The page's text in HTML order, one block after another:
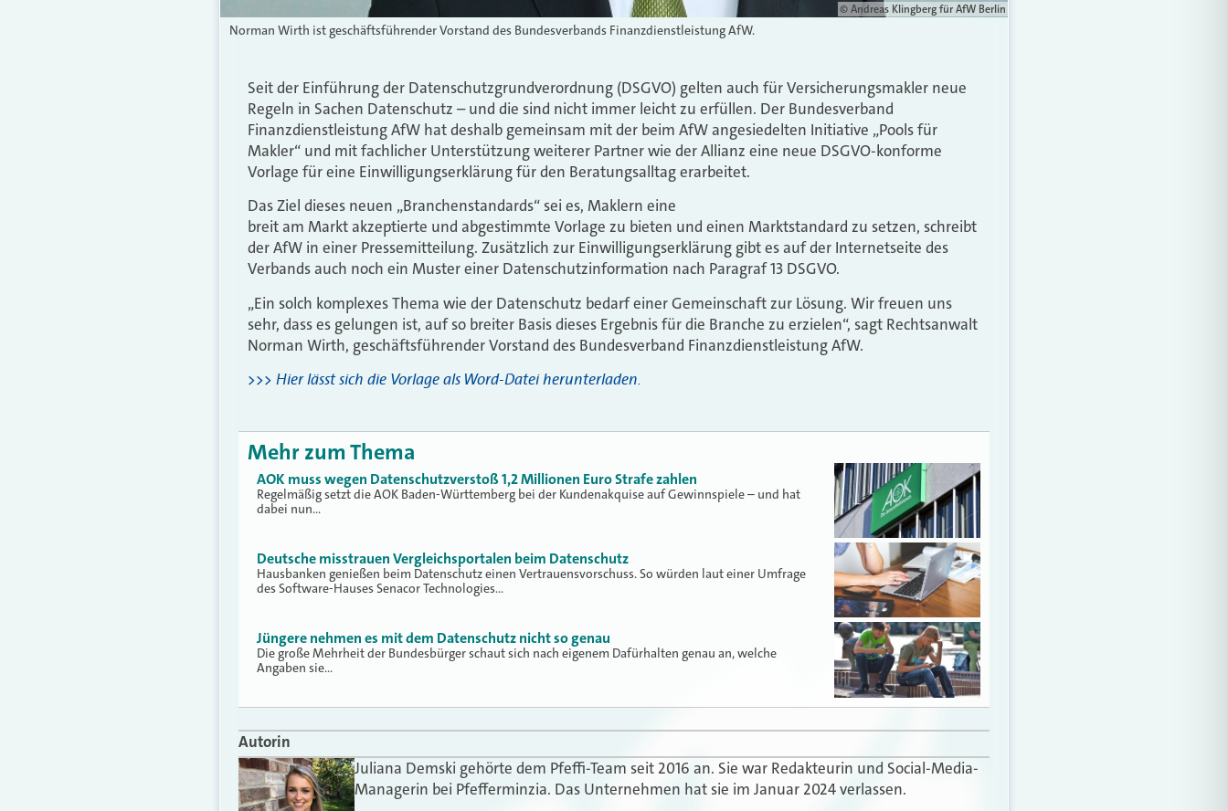
© Andreas Klingberg für AfW Berlin
Norman Wirth ist geschäftsführender Vorstand des Bundesverbands Finanzdienstleistung AfW.
Seit der Einführung der Datenschutzgrundverordnung (DSGVO) gelten auch für Versicherungsmakler neue
Regeln in Sachen Datenschutz – und die sind nicht immer leicht zu erfüllen. Der Bundesverband
Finanzdienstleistung AfW hat deshalb gemeinsam mitder beim AfW angesiedelten Initiative „Pools für
Makler“ und mit fachlicher Unterstützung weiterer Partner wie der Allianz eine neue DSGVO-konforme
Vorlage für eine Einwilligungserklärung für den Beratungsalltag erarbeitet.
Das Ziel dieses neuen „Branchenstandards“ sei es, Maklern eine
breit am Markt akzeptierte und abgestimmte Vorlage zu bieten und einen Marktstandard zu setzen, schreibt
der AfW in einer Pressemitteilung. Zusätzlich zur Einwilligungserklärung gibt es auf der Internetseite des
Verbands auch noch ein Muster einer Datenschutzinformation nach Paragraf 13 DSGVO.
„Ein solch komplexes Thema wie der Datenschutz bedarf einer Gemeinschaft zur Lösung. Wir freuen uns
sehr, dass es gelungen ist, auf so breiter Basis dieses Ergebnis für die Branche zu erzielen“, sagt Rechtsanwalt
Norman Wirth, geschäftsführender Vorstand des Bundesverband Finanzdienstleistung AfW.
>>> Hier lässt sich die Vorlage als Word-Datei herunterladen.
Mehr zum Thema
AOK muss wegen Datenschutzverstoß 1,2 Millionen Euro Strafe zahlen
Regelmäßig setzt die AOK Baden-Württemberg bei der Kundenakquise auf Gewinnspiele – und hat
dabei nun…
Deutsche misstrauen Vergleichsportalen beim Datenschutz
Hausbanken genießen beim Datenschutz einen Vertrauensvorschuss. So würden laut einer Umfrage
des Software-Hauses Senacor Technologies…
Jüngere nehmen es mit dem Datenschutz nicht so genau
Die große Mehrheit der Bundesbürger schaut sich nach eigenem Dafürhalten genau an, welche
Angaben sie…
Autorin
Juliana Demski gehörte dem Pfeffi-Team seit 2016 an. Sie war Redakteurin und Social-Media-
Managerin bei Pfefferminzia. Das Unternehmen hat sie im Januar 2024 verlassen.